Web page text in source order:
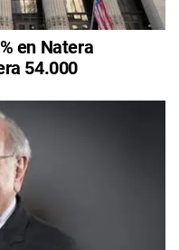
en Natera
54.000